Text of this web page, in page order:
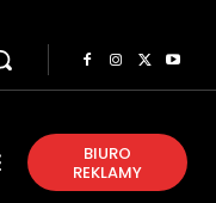
BIURO
REKLAMY